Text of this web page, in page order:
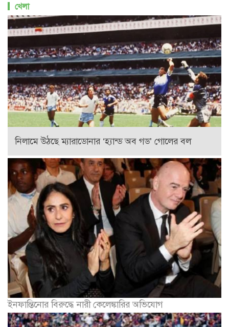
খেলা
নিলামে উঠছে ম্যারাডোনার ‘হ্যান্ড অব গড’ গোলের বল
ইনফান্তিনোর বিরুদ্ধে নারী কেলেঙ্কারির অভিযোগ